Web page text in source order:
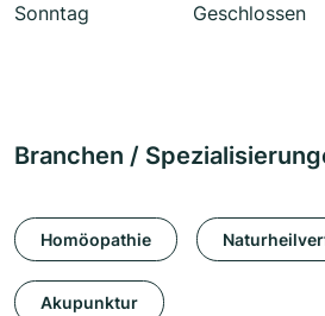
Sonntag
Geschlossen
Branchen /
Homöopathie
Akupunktur